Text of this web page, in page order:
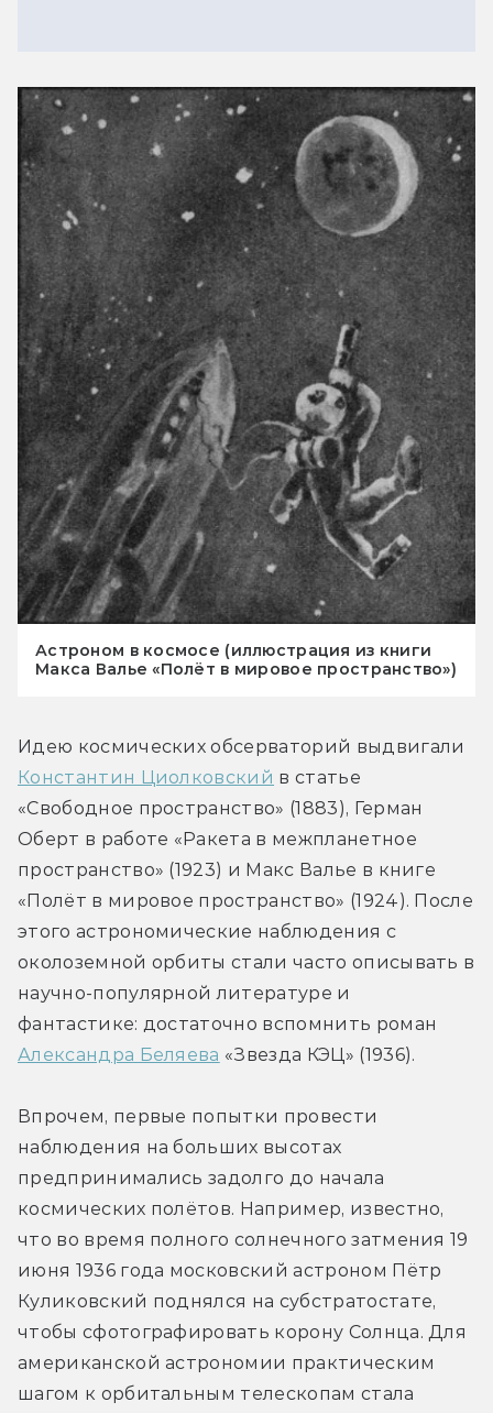
Астроном в космосе (иллюстрация из книги
Макса Валье «Полёт в мировое пространство»)
Константин Циолковский в статье
«Свободное пространство» (1883), Герман
Оберт в работе «Ракета в межпланетное
пространство» (1923) и Макс Валье в книге
«Полёт в мировое пространство» (1924). После
этого астрономические наблюдения с
околоземной орбиты стали часто описывать в
научно-популярной литературе и
Александра Беляева «Звезда КЭЦ» (1936).
Впрочем, первые попытки провести
наблюдения на больших высотах
предпринимались задолго до начала
космических полётов. Например, известно,
что во время полного солнечного затмения 19
июня 1936 года московский астроном Пётр
Куликовский поднялся на субстратостате,
чтобы сфотографировать корону Солнца. Для
американской астрономии практическим
шагом к орбитальным телескопам стала